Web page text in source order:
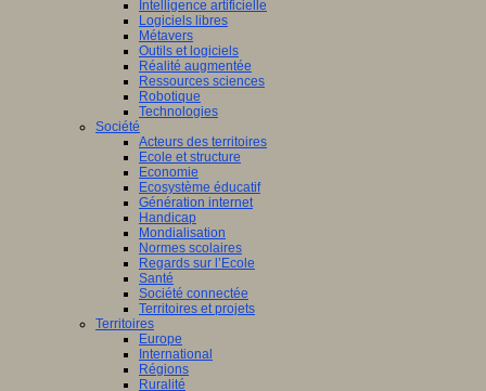
Intelligence artificielle
Logiciels libres
Métavers
Outils et logiciels
Réalité augmentée
Ressources sciences
Robotique
Technologies
Société
Acteurs des territoires
Ecole et structure
Economie
Ecosystème éducatif
Génération internet
Handicap
Mondialisation
Normes scolaires
Regards sur l’Ecole
Santé
Société connectée
Territoires et projets
Territoires
Europe
International
Régions
Ruralité